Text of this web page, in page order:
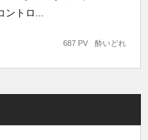
トロ...
酔いどれ
687 PV